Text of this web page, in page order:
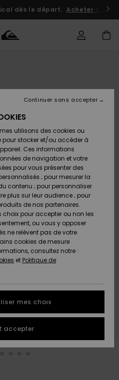
dès le départ. Acheter
utilisons des cookies ou
stocker et/ou accéder à
Ces informations
de navigation et votre
pour vous présenter des
; pour mesurer la
contenu ; pour personnaliser
plus sur leur audience ; pour
de nos partenaires.
pour accepter ou non les
ou vous y opposer
ne relèvent pas de votre
cookies de mesure
consultez notre :
et Politique de
mes choix
Continuer sans accepter
accepter